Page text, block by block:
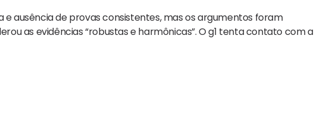
ausência de provas consistentes, mas os argumentos foram
as evidências “robustas e harmônicas”. O g1 tenta contato com a